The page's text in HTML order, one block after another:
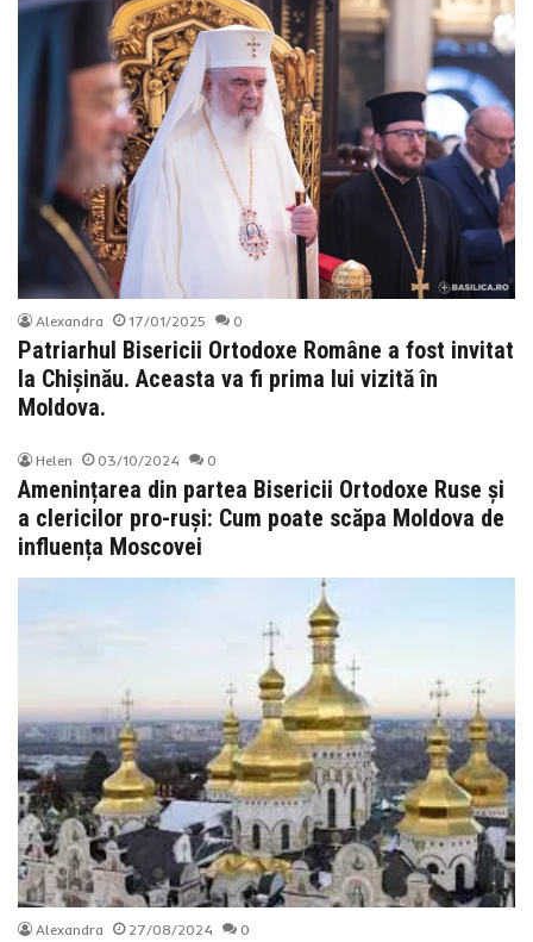
Alexandra 17/01/2025 0
Patriarhul Bisericii Ortodoxe Române a fost invitat
la Chișinău. Aceasta va fi prima lui vizită în
Moldova.
Helen 03/10/2024 0
Amenințarea din partea Bisericii Ortodoxe Ruse și
a clericilor pro-ruși: Cum poate scăpa Moldova de
influența Moscovei
Alexandra 27/08/2024 0